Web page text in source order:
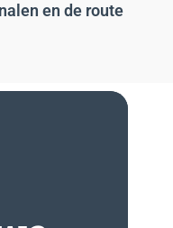
en de route